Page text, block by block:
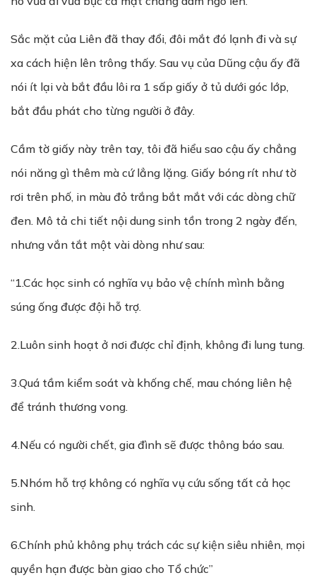
Sắc mặt của Liên đã thay đổi, đôi mắt đó lạnh đi và sự
xa cách hiện lên trông thấy. Sau vụ của Dũng cậu ấy đã
nói ít lại và bắt đầu lôi ra 1 sấp giấy ở tủ dưới góc lớp,
bắt đầu phát cho từng người ở đây.
Cầm tờ giấy này trên tay, tôi đã hiểu sao cậu ấy chẳng
nói năng gì thêm mà cứ lẳng lặng. Giấy bóng rít như tờ
rơi trên phố, in màu đỏ trắng bắt mắt với các dòng chữ
đen. Mô tả chi tiết nội dung sinh tồn trong 2 ngày đến,
nhưng vắn tắt một vài dòng như sau:
“1.Các học sinh có nghĩa vụ bảo vệ chính mình bằng
súng ống được đội hỗ trợ.
2.Luôn sinh hoạt ở nơi được chỉ định, không đi lung tung.
3.Quá tầm kiểm soát và khống chế, mau chóng liên hệ
để tránh thương vong.
4.Nếu có người chết, gia đình sẽ được thông báo sau.
5.Nhóm hỗ trợ không có nghĩa vụ cứu sống tất cả học
sinh.
6.Chính phủ không phụ trách các sự kiện siêu nhiên, mọi
quyền hạn được bàn giao cho Tổ chức”